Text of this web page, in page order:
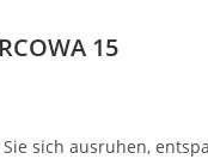
15
sich ausruhen,